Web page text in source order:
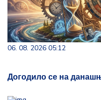
06. 08. 2026 05:12
Догодило се на